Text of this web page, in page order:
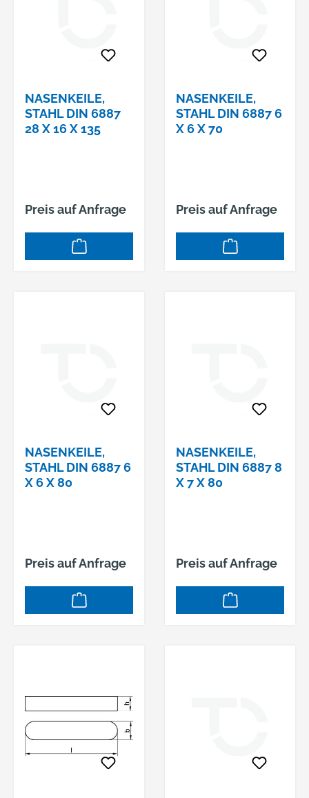
NASENKEILE,
STAHL DIN 6887
28 X 16 X 135
Preis auf Anfrage
NASENKEILE,
STAHL DIN 6887 6
X 6 X 70
Preis auf Anfrage
NASENKEILE,
STAHL DIN 6887 6
X 6 X 80
Preis auf Anfrage
NASENKEILE,
STAHL DIN 6887 8
X 7 X 80
Preis auf Anfrage